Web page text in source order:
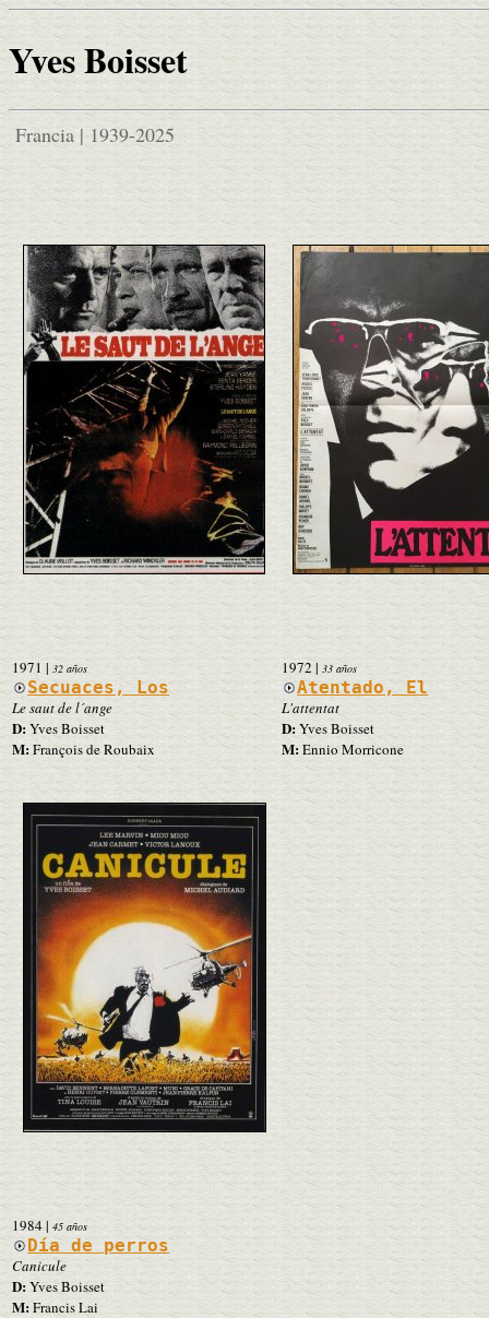
Yves Boisset
Francia | 1939-2025
1971 | 32 años
Secuaces, Los
Le saut de l´ange
D:Yves Boisset
M:François de Roubaix
1972| 33 años
Atentado, El
L'attentat
D:Yves Boisset
M:Ennio Morricone
1984| 45 años
Día de perros
Canicule
D:Yves Boisset
M:Francis Lai